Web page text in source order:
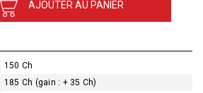
AJOUTER AU PANIER
150 Ch
185 Ch (gain : + 35 Ch)